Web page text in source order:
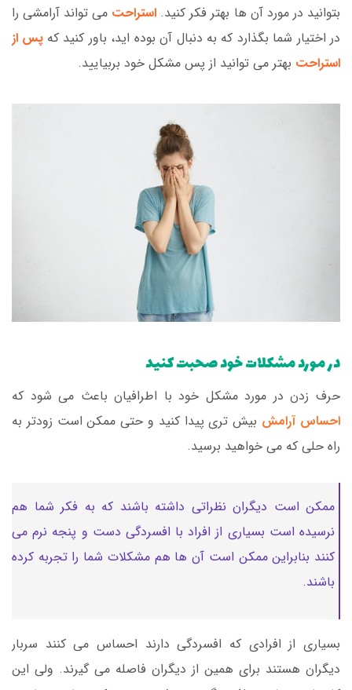
بتوانید در مورد آن ها بهتر فکر کنید. استراحت می تواند آرامشی را
در اختیار شما بگذارد که به دنبال آن بوده اید، باور کنید که پس از
استراحت بهتر می توانید از پس مشکل خود بربیایید.
در مورد مشکلات خود صحبت کنید
حرف زدن در مورد مشکل خود با اطرافیان باعث می شود که
احساس آرامش بیش تری پیدا کنید و حتی ممکن است زودتر به
راه حلی که می خواهید برسید.
ممکن است دیگران نظراتی داشته باشند که به فکر شما هم
نرسیده است بسیاری از افراد با افسردگی دست و پنجه نرم می
کنند بنابراین ممکن است آن ها هم مشکلات شما را تجربه کرده
باشند.
بسیاری از افرادی که افسردگی دارند احساس می کنند سربار
دیگران هستند برای همین از دیگران فاصله می گیرند. ولی این